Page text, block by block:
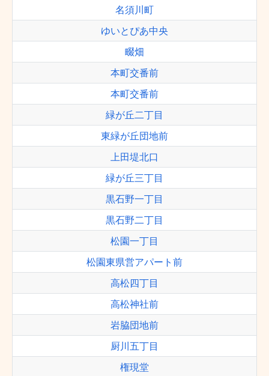
名須川町
ゆいとぴあ中央
畷畑
本町交番前
本町交番前
緑が丘二丁目
東緑が丘団地前
上田堤北口
緑が丘三丁目
黒石野一丁目
黒石野二丁目
松園一丁目
松園東県営アパート前
高松四丁目
高松神社前
岩脇団地前
厨川五丁目
権現堂